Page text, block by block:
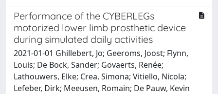
Performance of the CYBERLEGs
motorized lower limb prosthetic device
during simulated daily activities
2021-01-01 Ghillebert, Jo; Geeroms, Joost; Flynn,
Louis; De Bock, Sander; Govaerts, Renée;
Lathouwers, Elke; Crea, Simona; Vitiello, Nicola;
Lefeber, Dirk; Meeusen, Romain; De Pauw, Kevin